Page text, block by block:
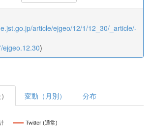
article/ejgeo/12/1/12_30/_article/-
ejgeo.12.30)
変動（月別） 分布
Twitter (通常)